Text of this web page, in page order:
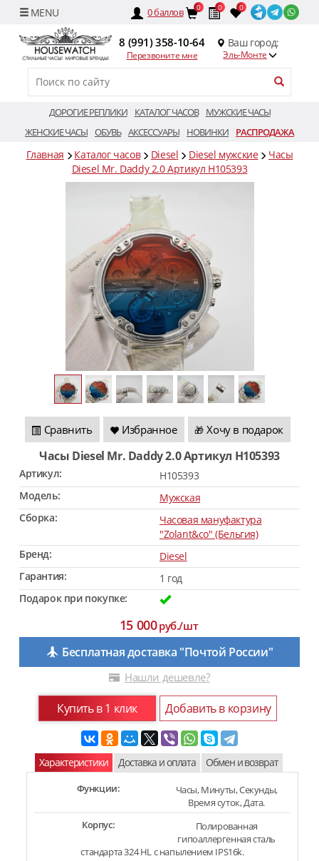
0баллов 0 0 0
8 (991) 358-10-64
Перезвоните мне
Ваш город:
Эль-Монте
ДОРОГИЕ РЕПЛИКИ КАТАЛОГ ЧАСОВ
МУЖСКИЕ ЧАСЫ
ЖЕНСКИЕ ЧАСЫ ОБУВЬ АКСЕССУАРЫ НОВИНКИ РАСПРОДАЖА
Главная Каталог часов Diesel Diesel мужские
Часы
Diesel Mr. Daddy 2.0 Артикул H105393
Сравнить Избранное 🎁 Хочу в подарок
Часы Diesel Mr. Daddy 2.0 Артикул H105393
Артикул:
H105393
Модель:
Мужская
Сборка:
Часовая мануфактура
"Zolant&co" (Бельгия)
Бренд:
Diesel
Гарантия:
1 год
Подарок при покупке:
15 000руб./шт
Бесплатная доставка "Почтой России"
Нашли дешевле?
Купить в 1 клик Добавить в корзину
Характеристики Доставка и оплата Обмен и возврат
Функции:
Часы, Минуты, Секунды,
Время суток, Дата.
Корпус:
Полированная
гипоаллергенная сталь
стандарта 324 HL с напылением IPS16k.